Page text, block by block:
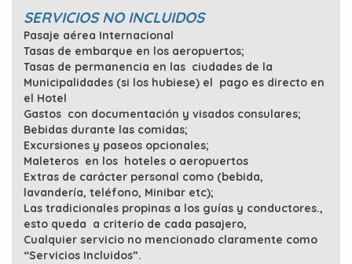
SERVICIOS NO INCLUIDOS
Pasaje aérea Internacional
Tasas de embarque en los aeropuertos;
Tasas de permanencia en las ciudades de la
Municipalidades (si los hubiese) el pago es directo en
el Hotel
Gastos con documentación y visados consulares;
Bebidas durante las comidas;
Excursiones y paseos opcionales;
Maleteros en los hoteles o aeropuertos
Extras de carácter personal como (bebida,
lavandería, teléfono, Minibar etc);
Las tradicionales propinas a los guías y conductores.,
esto queda a criterio de cada pasajero,
Cualquier servicio no mencionado claramente como
“Servicios Incluidos”.